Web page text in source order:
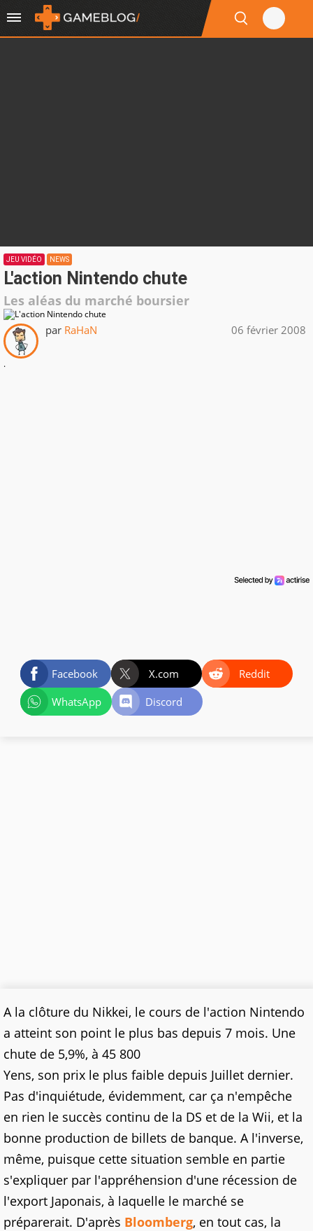
JEU VIDÉO NEWS
L'action Nintendo chute
Les aléas du marché boursier
par RaHaN 06 février 2008
.
Facebook X.com
Reddit
WhatsApp
Discord
A la clôture du Nikkei, le cours de l'action Nintendo
a atteint son point le plus bas depuis 7 mois. Une
chute de 5,9%, à 45 800
Yens, son prix le plus faible depuis Juillet dernier.
Pas d'inquiétude, évidemment, car ça n'empêche
en rien le succès continu de la DS et de la Wii, et la
bonne production de billets de banque. A l'inverse,
même, puisque cette situation semble en partie
s'expliquer par l'appréhension d'une récession de
l'export Japonais, à laquelle le marché se
préparerait. D'après Bloomberg, en tout cas, la